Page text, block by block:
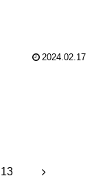
2024.02.17
13 次